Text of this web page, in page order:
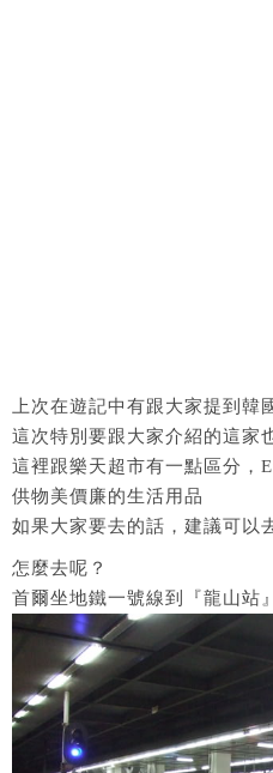
上次在遊記中有跟大家提到韓
這次特別要跟大家介紹的這家
這裡跟樂天超市有一點區分，
供物美價廉的生活用品
如果大家要去的話，建議可以
怎麼去呢？
首爾坐地鐵一號線到『龍山站』